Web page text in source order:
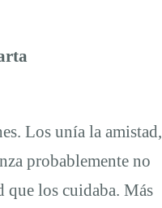
Los unía la amistad,
probablemente no
que los cuidaba. Más